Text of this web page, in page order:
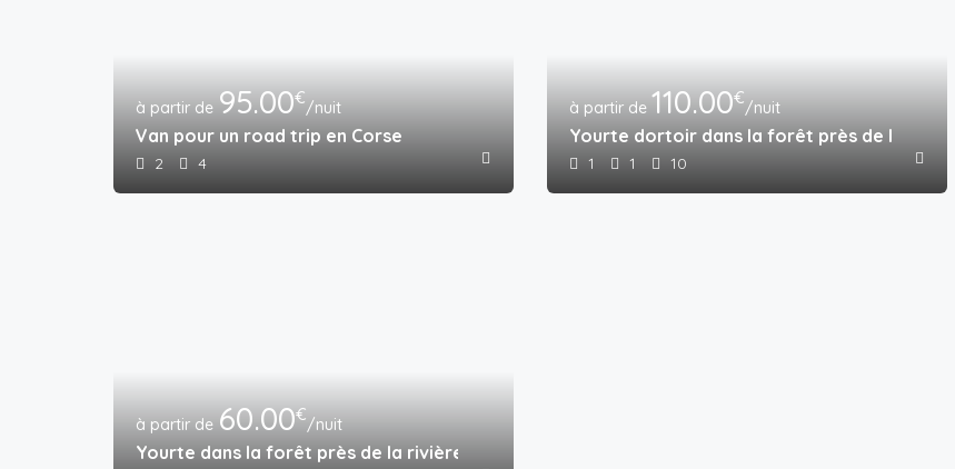
95.00€/nuit
Van pour un road trip en Corse
2 4
110.00€/nuit
Yourte dortoir dans la forêt près de la rivière
1 1 10
60.00€/nuit
Yourte dans la forêt près de la rivière